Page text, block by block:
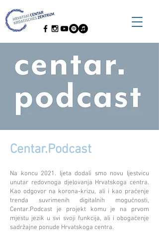
Centar.Podcast
Na koncu 2021. ljeta dodali smo novu ljestvicu
unutar redovnoga djelovanja Hrvatskoga centra.
Kao odgovor na korona-krizu, ali i kao praćenje
trenda suvrimenih digitalnih mogućnosti,
Centar.Podcast je projekt komu je na prvom
mjestu jezik u svi svoji funkcija, ali i obogaćenje
sadržajne ponude Hrvatskoga centra.